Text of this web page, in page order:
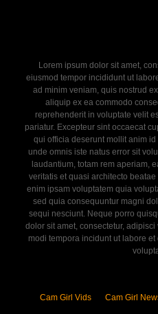
Lorem ipsum dolor sit amet,
eiusmod tempor incididunt ut
ad minim veniam, quis nostrud
aliquip ex ea commodo
reprehenderit in voluptate velit
pariatur. Excepteur sint occaecat
qui officia deserunt mollit anim
unde omnis iste natus error sit
laudantium, totam rem aperiam,
veritatis et quasi architecto
enim ipsam voluptatem quia
sed quia consequuntur magni
sequi nesciunt. Neque porro
dolor sit amet, consectetur,
modi tempora incidunt ut labore
Cam Girl Vids Cam Girl